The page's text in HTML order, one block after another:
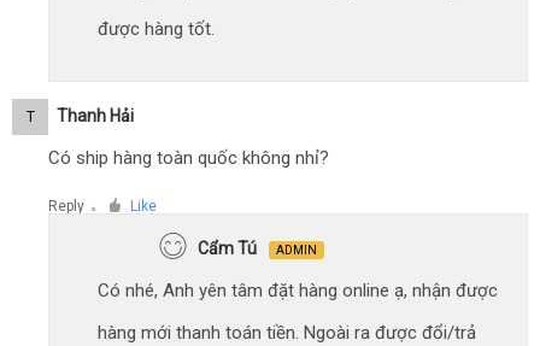
được hàng tốt.
T Thanh Hải
Có ship hàng toàn quốc không nhỉ?
Reply ● Like
Cẩm Tú ADMIN
Có nhé, Anh yên tâm đặt hàng online ạ, nhận được
hàng mới thanh toán tiền. Ngoài ra được đổi/trả